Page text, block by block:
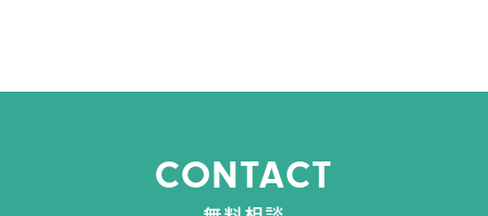
CONTACT